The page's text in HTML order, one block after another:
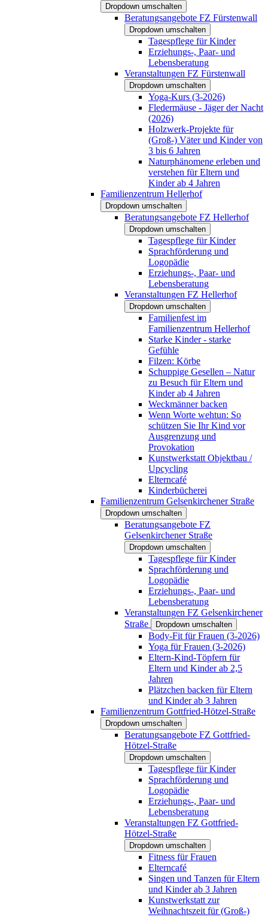
Dropdown umschalten
Beratungsangebote FZ Fürstenwall
Dropdown umschalten
Tagespflege für Kinder
Erziehungs-, Paar- und
Lebensberatung
Veranstaltungen FZ Fürstenwall
Dropdown umschalten
Yoga-Kurs (3-2026)
Fledermäuse - Jäger der Nacht
(2026)
Holzwerk-Projekte für
(Groß-) Väter und Kinder von
3 bis 6 Jahren
Naturphänomene erleben und
verstehen für Eltern und
Kinder ab 4 Jahren
Familienzentrum Hellerhof
Dropdown umschalten
Beratungsangebote FZ Hellerhof
Dropdown umschalten
Tagespflege für Kinder
Sprachförderung und
Logopädie
Erziehungs-, Paar- und
Lebensberatung
Veranstaltungen FZ Hellerhof
Dropdown umschalten
Familienfest im
Familienzentrum Hellerhof
Starke Kinder - starke
Gefühle
Filzen: Körbe
Schuppige Gesellen – Natur
zu Besuch für Eltern und
Kinder ab 4 Jahren
Weckmänner backen
Wenn Worte wehtun: So
schützen Sie Ihr Kind vor
Ausgrenzung und
Provokation
Kunstwerkstatt Objektbau /
Upcycling
Elterncafé
Kinderbücherei
Familienzentrum Gelsenkirchener Straße
Dropdown umschalten
Beratungsangebote FZ
Gelsenkirchener Straße
Dropdown umschalten
Tagespflege für Kinder
Sprachförderung und
Logopädie
Erziehungs-, Paar- und
Lebensberatung
Veranstaltungen FZ Gelsenkirchener
Straße
Dropdown umschalten
Body-Fit für Frauen (3-2026)
Yoga für Frauen (3-2026)
Eltern-Kind-Töpfern für
Eltern und Kinder ab 2,5
Jahren
Plätzchen backen für Eltern
und Kinder ab 3 Jahren
Familienzentrum Gottfried-Hötzel-Straße
Dropdown umschalten
Beratungsangebote FZ Gottfried-
Hötzel-Straße
Dropdown umschalten
Tagespflege für Kinder
Sprachförderung und
Logopädie
Erziehungs-, Paar- und
Lebensberatung
Veranstaltungen FZ Gottfried-
Hötzel-Straße
Dropdown umschalten
Fitness für Frauen
Elterncafé
Singen und Tanzen für Eltern
und Kinder ab 3 Jahren
Kunstwerkstatt zur
Weihnachtszeit für (Groß-)